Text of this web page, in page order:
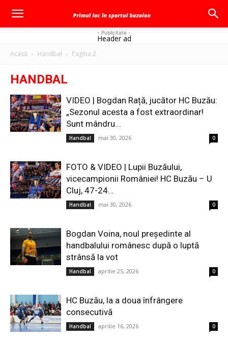
- Publicitate -
Header ad
Acasă Handbal Pagina 2
HANDBAL
VIDEO | Bogdan Rață, jucător HC Buzău:
„Sezonul acesta a fost extraordinar!
Sunt mândru...
Handbal mai 30, 2026 0
FOTO & VIDEO | Lupii Buzăului,
vicecampionii României! HC Buzău – U
Cluj, 47-24...
Handbal mai 30, 2026 0
Bogdan Voina, noul președinte al
handbalului românesc după o luptă
strânsă la vot
Handbal aprilie 25, 2026 0
HC Buzău, la a doua înfrângere
consecutivă
Handbal aprilie 16, 2026 0